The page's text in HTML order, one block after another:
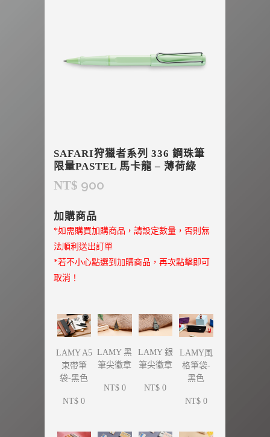
SAFARI狩獵者系列 336 鋼珠筆
限量PASTEL 馬卡龍 – 薄荷綠
NT$ 900
加購商品
*如需購買加購商品，請設定數量，否則無
法順利送出訂單
*若不小心點選到加購商品，再次點擊即可
取消！
LAMY A5
束帶筆
袋-黑色
NT$ 0
LAMY 黑
筆尖徽章
NT$ 0
LAMY 銀
筆尖徽章
NT$ 0
LAMY風
格筆袋-
黑色
NT$ 0